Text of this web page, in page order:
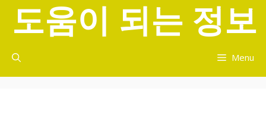
너
도움이 되는 정보
Menu